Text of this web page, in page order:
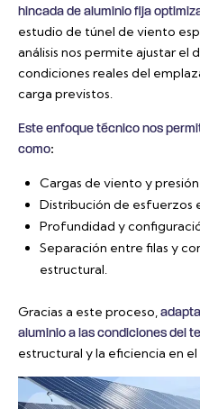
hincada de aluminio fija
estudio de túnel de viento
análisis nos permite ajustar el
condiciones reales del
carga previstos.
Este enfoque técnico nos
como:
Cargas de viento y
Distribución de esfuerzos
Profundidad y
Separación entre filas y
estructural.
Gracias a este proceso,
aluminio a las condiciones del
estructural y la eficiencia en